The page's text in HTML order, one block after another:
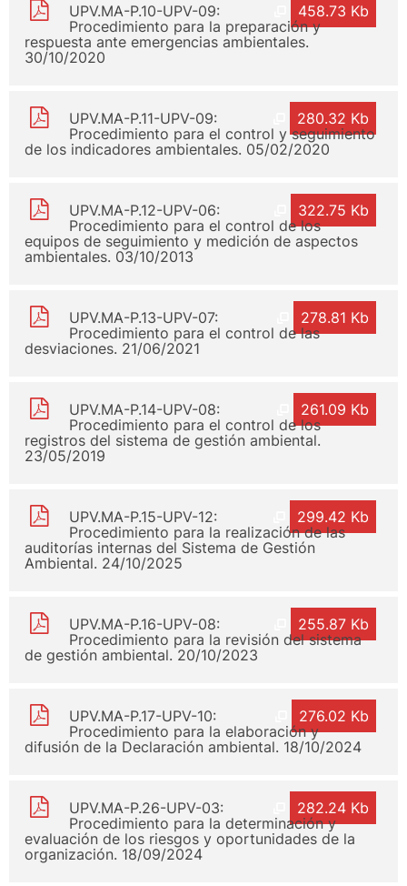
458.73 Kb
UPV.MA-P.10-UPV-09:
Procedimiento para la preparación y
respuesta ante emergencias ambientales.
30/10/2020
280.32 Kb
UPV.MA-P.11-UPV-09:
Procedimiento para el control y seguimiento
de los indicadores ambientales. 05/02/2020
322.75 Kb
UPV.MA-P.12-UPV-06:
Procedimiento para el control de los
equipos de seguimiento y medición de aspectos
ambientales. 03/10/2013
278.81 Kb
UPV.MA-P.13-UPV-07:
Procedimiento para el control de las
desviaciones. 21/06/2021
261.09 Kb
UPV.MA-P.14-UPV-08:
Procedimiento para el control de los
registros del sistema de gestión ambiental.
23/05/2019
299.42 Kb
UPV.MA-P.15-UPV-12:
Procedimiento para la realización de las
auditorías internas del Sistema de Gestión
Ambiental. 24/10/2025
255.87 Kb
UPV.MA-P.16-UPV-08:
Procedimiento para la revisión del sistema
de gestión ambiental. 20/10/2023
276.02 Kb
UPV.MA-P.17-UPV-10:
Procedimiento para la elaboración y
difusión de la Declaración ambiental. 18/10/2024
282.24 Kb
UPV.MA-P.26-UPV-03:
Procedimiento para la determinación y
evaluación de los riesgos y oportunidades de la
organización. 18/09/2024